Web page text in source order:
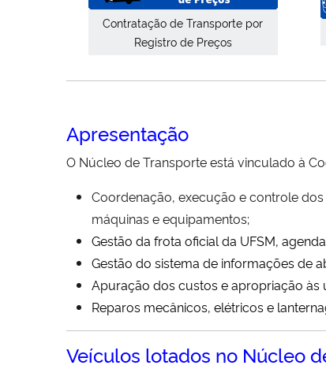
Contratação de Transporte por
Registro de Preços
Apresentação
O Núcleo de Transporte está vinculado à
Coordenação, execução e controle
máquinas e equipamentos;
Gestão da frota oficial da UFSM,
Gestão do sistema de informações de
Apuração dos custos e apropriação
Reparos mecânicos, elétricos e
Veículos lotados no Núcleo